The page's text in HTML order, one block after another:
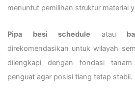
menuntut pemilihan struktur material
Pipa besi schedule atau
direkomendasikan untuk wilayah
dilengkapi dengan fondasi
penguat agar posisi tiang tetap stabil.